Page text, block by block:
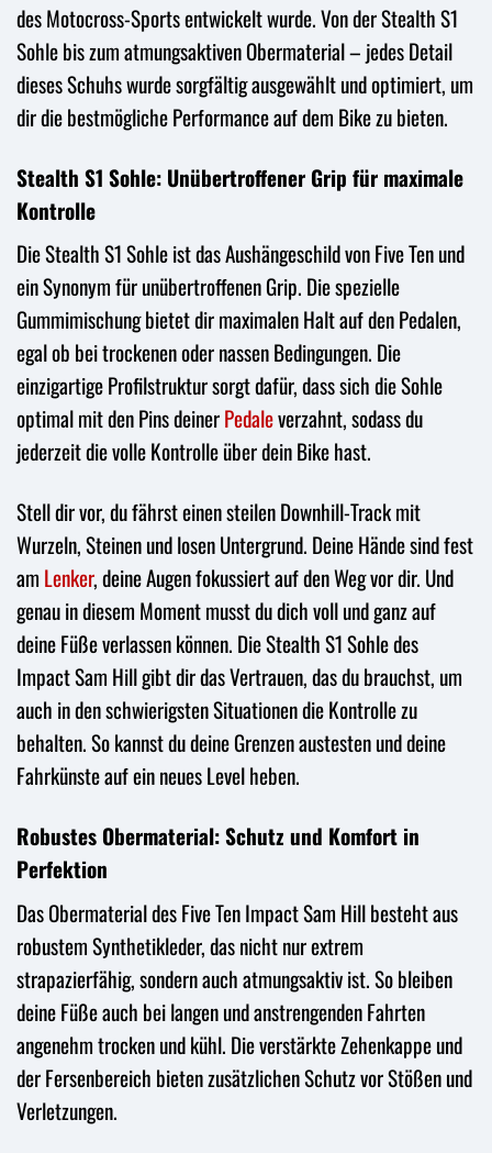
des Motocross-Sports entwickelt wurde. Von der Stealth S1
Sohle bis zum atmungsaktiven Obermaterial – jedes Detail
dieses Schuhs wurde sorgfältig ausgewählt und optimiert, um
dir die bestmögliche Performance auf dem Bike zu bieten.
Stealth S1 Sohle: Unübertroffener Grip für maximale
Kontrolle
Die Stealth S1 Sohle ist das Aushängeschild von Five Ten und
ein Synonym für unübertroffenen Grip. Die spezielle
Gummimischung bietet dir maximalen Halt auf den Pedalen,
egal ob bei trockenen oder nassen Bedingungen. Die
einzigartige Profilstruktur sorgt dafür, dass sich die Sohle
optimal mit den Pins deinerPedaleverzahnt, sodass du
jederzeit die volle Kontrolle über dein Bike hast.
Stell dir vor, du fährst einen steilen Downhill-Track mit
Wurzeln, Steinen und losen Untergrund. Deine Hände sind fest
am Lenker, deine Augen fokussiert auf den Weg vor dir. Und
genau in diesem Moment musst du dich voll und ganz auf
deine Füße verlassen können. Die Stealth S1 Sohle des
Impact Sam Hill gibt dir das Vertrauen, das du brauchst, um
auch in den schwierigsten Situationen die Kontrolle zu
behalten. So kannst du deine Grenzen austesten und deine
Fahrkünste auf ein neues Level heben.
Robustes Obermaterial: Schutz und Komfort in
Perfektion
Das Obermaterial des Five Ten Impact Sam Hill besteht aus
robustem Synthetikleder, das nicht nur extrem
strapazierfähig, sondern auch atmungsaktiv ist. So bleiben
deine Füße auch bei langen und anstrengenden Fahrten
angenehm trocken und kühl. Die verstärkte Zehenkappe und
der Fersenbereich bieten zusätzlichen Schutz vor Stößen und
Verletzungen.